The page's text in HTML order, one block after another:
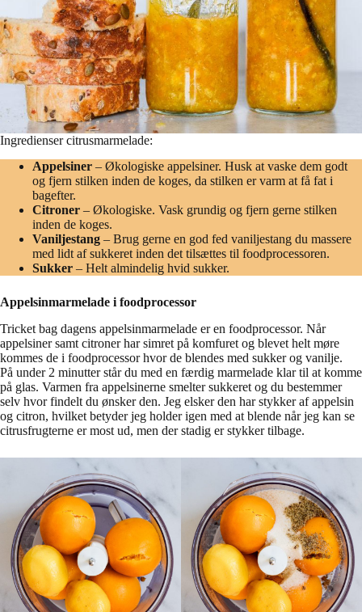
Ingredienser citrusmarmelade:
Appelsiner – Økologiske appelsiner. Husk at vaske dem godt
og fjern stilken inden de koges, da stilken er varm at få fat i
bagefter.
Citroner – Økologiske. Vask grundig og fjern gerne stilken
inden de koges.
Vaniljestang – Brug gerne en god fed vaniljestang du massere
med lidt af sukkeret inden det tilsættes til foodprocessoren.
Sukker – Helt almindelig hvid sukker.
Appelsinmarmelade i foodprocessor
Tricket bag dagens appelsinmarmelade er en foodprocessor. Når
appelsiner samt citroner har simret på komfuret og blevet helt møre
kommes de i foodprocessor hvor de blendes med sukker og vanilje.
På under 2 minutter står du med en færdig marmelade klar til at komme
på glas. Varmen fra appelsinerne smelter sukkeret og du bestemmer
selv hvor findelt du ønsker den. Jeg elsker den har stykker af appelsin
og citron, hvilket betyder jeg holder igen med at blende når jeg kan se
citrusfrugterne er most ud, men der stadig er stykker tilbage.